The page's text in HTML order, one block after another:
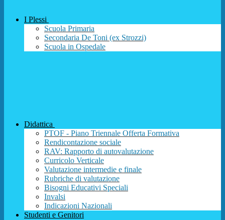
I Plessi
Scuola Primaria
Secondaria De Toni (ex Strozzi)
Scuola in Ospedale
Didattica
PTOF - Piano Triennale Offerta Formativa
Rendicontazione sociale
RAV: Rapporto di autovalutazione
Curricolo Verticale
Valutazione intermedie e finale
Rubriche di valutazione
Bisogni Educativi Speciali
Invalsi
Indicazioni Nazionali
Studenti e Genitori